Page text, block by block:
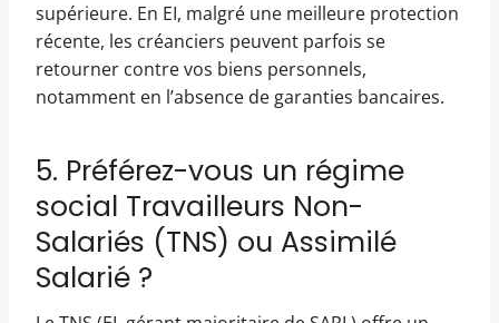
supérieure. En EI, malgré une meilleure protection
récente, les créanciers peuvent parfois se
retourner contre vos biens personnels,
notamment en l’absence de garanties bancaires.
5. Préférez-vous un régime
social Travailleurs Non-
Salariés (TNS) ou Assimilé
Salarié ?